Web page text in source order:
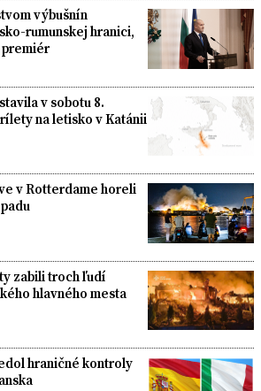
výbušnín
rumunskej hranici,
v sobotu 8.
na letisko v Katánii
v Rotterdame horeli
zabili troch ľudí
hlavného mesta
hraničné kontroly